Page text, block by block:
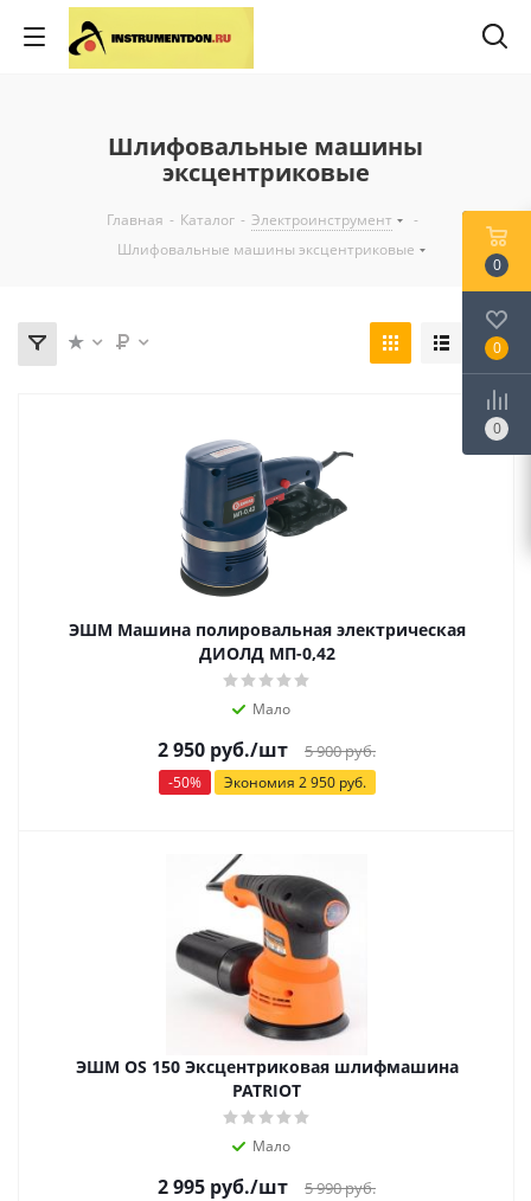
Шлифовальные машины
эксцентриковые
Главная - Каталог - Электроинструмент
-
Шлифовальные машины эксцентриковые
ЭШМ Машина полировальная электрическая
ДИОЛД МП-0,42
Мало
2 950 руб./шт 5 900руб.
-50% Экономия 2 950руб.
ЭШМ OS 150 Эксцентриковая шлифмашина
PATRIOT
Мало
2 995 руб./шт 5 990руб.
0
0
0